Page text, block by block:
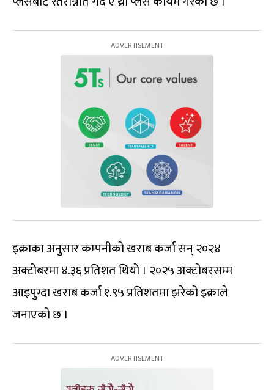
इक्राका अनुसार कम्पनीको खराब कर्जा सन् २०२४
अक्टोबरमा ४.३६ प्रतिशत थियो । २०२५ अक्टोबरसम्म
आइपुग्दा खराब कर्जा १.९५ प्रतिशतमा झरेको इक्राले
जनाएको छ ।